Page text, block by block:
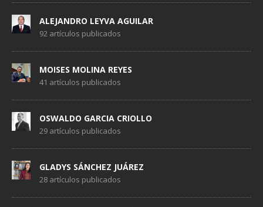
ALEJANDRO LEYVA AGUILAR
92 artículos publicados
MOISES MOLINA REYES
41 artículos publicados
OSWALDO GARCIA CRIOLLO
29 artículos publicados
GLADYS SÁNCHEZ JUÁREZ
28 artículos publicados